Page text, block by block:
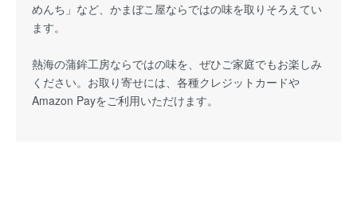
めんち」など、かまぼこ屋ならではの味を取りそろえてい
ます。
熱海の蒲鉾工房ならではの味を、ぜひご家庭でもお楽しみ
ください。お取り寄せには、各種クレジットカードや
Amazon Payをご利用いただけます。